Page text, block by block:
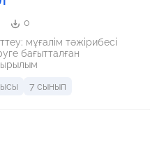
0
7 сынып